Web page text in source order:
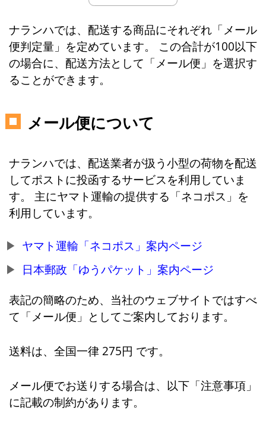
ナランハでは、配送する商品にそれぞれ「メール
便判定量」を定めています。 この合計が100以下
の場合に、配送方法として「メール便」を選択す
ることができます。
メール便について
ナランハでは、配送業者が扱う小型の荷物を配送
してポストに投函するサービスを利用していま
す。 主にヤマト運輸の提供する「ネコポス」を
利用しています。
ヤマト運輸「ネコポス」案内ページ
日本郵政「ゆうパケット」案内ページ
表記の簡略のため、当社のウェブサイトではすべ
て「メール便」としてご案内しております。
送料は、全国一律 275円 です。
メール便でお送りする場合は、以下「注意事項」
に記載の制約があります。